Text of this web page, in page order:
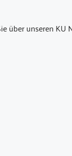
über unseren KU